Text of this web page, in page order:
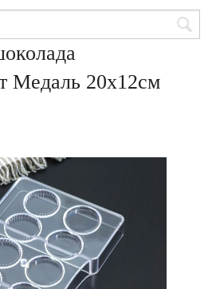
Медаль 20х12см